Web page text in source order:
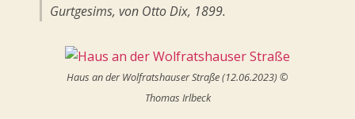
Gurtgesims, von Otto Dix, 1899.
Haus an der Wolfratshauser Straße (12.06.2023) ©
Thomas Irlbeck